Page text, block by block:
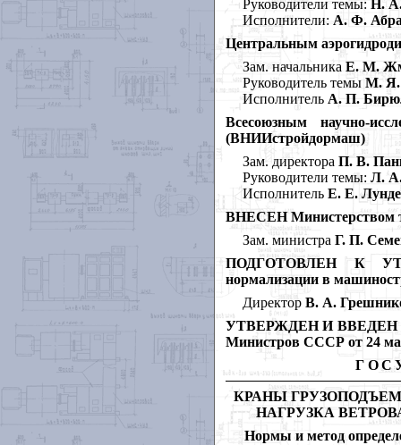
Руководители темы: Н.
Исполнители:А. Ф.
Центральным
Зам. начальника Е. М.
Руководитель темыМ. Я.
ИсполнительА. П.
Всесоюзным научно-
(ВНИИстройдормаш)
Зам. директора П. В.
Руководители темы: Л.
ИсполнительЕ. Е.
ВНЕСЕНМинистерством
Зам. министра Г. П.
ПОДГОТОВЛЕН К
нормализации в
ДиректорВ. А.
УТВЕРЖДЕН И ВВЕДЕН В
Министров СССР от 24
КРАНЫ
НАГРУЗКА
Нормы и метод